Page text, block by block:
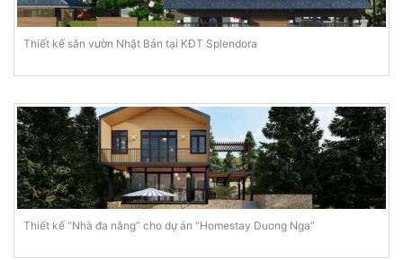
Thiết kế sân vườn Nhật Bản tại KĐT Splendora
Thiết kế “Nhà đa năng” cho dự án “Homestay Duong Nga”